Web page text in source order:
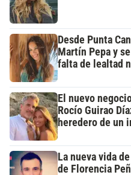
Desde Punta
Martín Pepa y
falta de lealtad
El nuevo
Rocío Guirao
heredero de un
La nueva vida
de Florencia